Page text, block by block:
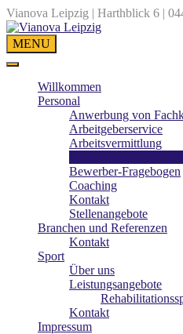
Vianova Leipzig | Harthblick 6 |
MENU
Willkommen
Personal
Anwerbung von
Arbeitgeberservice
Arbeitsvermittlung
Bewerber-Fragebogen
Coaching
Kontakt
Stellenangebote
Branchen und Referenzen
Kontakt
Sport
Über uns
Leistungsangebote
Kontakt
Impressum